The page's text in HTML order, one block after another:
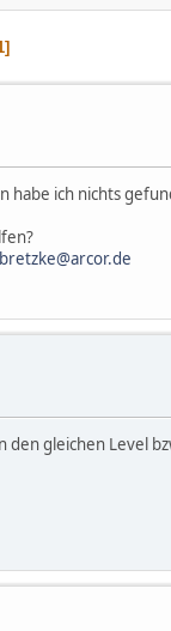
habe ich nichts
den gleichen Level